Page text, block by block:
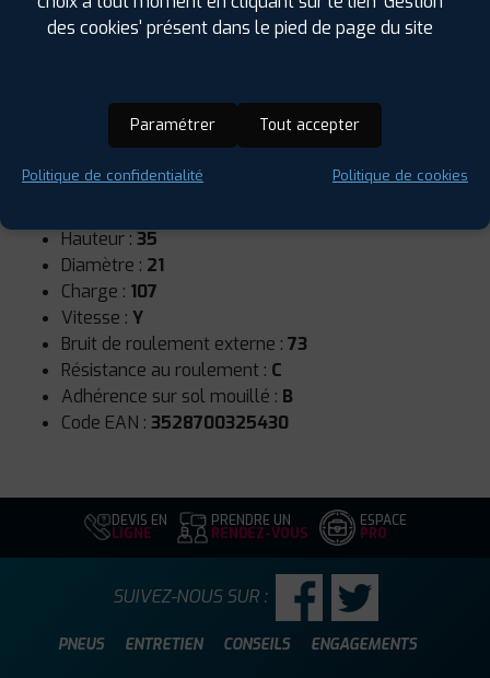
Runflat :Non
Hauteur : 35
Diamètre : 21
Charge : 107
Vitesse : Y
Bruit de roulement externe : 73
Résistance au roulement : C
Adhérence sur sol mouillé : B
Code EAN : 3528700325430
DEVIS EN
LIGNE
PRENDRE UN
RENDEZ-VOUS
ESPACE
PRO
PNEUS ENTRETIEN CONSEILS ENGAGEMENTS
SUIVEZ-NOUS SUR :
des cookies' présent dans le pied de page du site
Paramétrer Tout accepter
Politique de confidentialité Politique de cookies